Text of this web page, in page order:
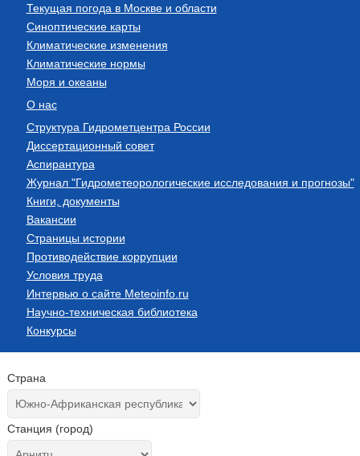
Текущая погода в Москве и области
Синоптические карты
Климатические изменения
Климатические нормы
Моря и океаны
О нас
Структура Гидрометцентра России
Диссертационный совет
Аспирантура
Журнал "Гидрометеорологические исследования и прогнозы"
Книги, документы
Вакансии
Страницы истории
Противодействие коррупции
Условия труда
Интервью о сайте Meteoinfo.ru
Научно-техническая библиотека
Конкурсы
Страна
Станция (город)